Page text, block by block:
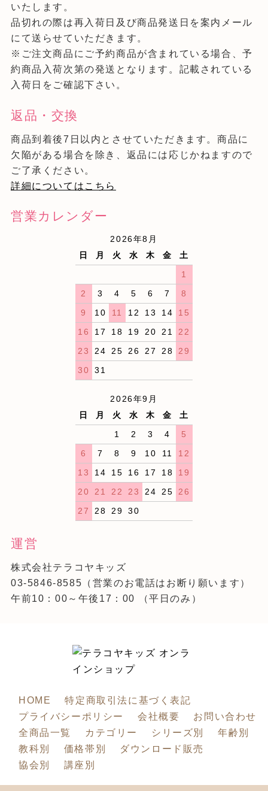
いたします。
品切れの際は再入荷日及び商品発送日を案内メール
にて送らせていただきます。
※ご注文商品にご予約商品が含まれている場合、予
約商品入荷次第の発送となります。記載されている
入荷日をご確認下さい。
返品・交換
商品到着後7日以内とさせていただきます。商品に
欠陥がある場合を除き、返品には応じかねますので
ご了承ください。
詳細についてはこちら
営業カレンダー
2026年8月
日
月 火 水 木 金
土
1
2
3 4 5 6 7
8
9
10 11 12 13 14
15
16
17 18 19 20 21
22
23
24 25 26 27 28
29
30
31
2026年9月
日
月 火 水 木 金
土
1
2 3 4
5
6
7 8 9 10 11
12
13
14 15 16 17 18
19
20
21 22 23 24 25
26
27
28 29 30
運営
株式会社テラコヤキッズ
03-5846-8585 （営業のお電話はお断り願います）
午前10：00～午後17：00 （平日のみ）
HOME
特定商取引法に基づく表記
プライバシーポリシー
会社概要
お問い合わせ
全商品一覧
カテゴリー シリーズ別
年齢別
教科別
価格帯別
ダウンロード販売
協会別
講座別